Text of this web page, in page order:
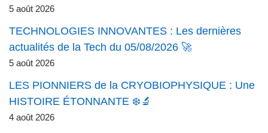
5 août 2026
TECHNOLOGIES INNOVANTES : Les dernières
actualités de la Tech du 05/08/2026 🚀
5 août 2026
LES PIONNIERS de la CRYOBIOPHYSIQUE : Une
HISTOIRE ÉTONNANTE ❄️🔬
4 août 2026